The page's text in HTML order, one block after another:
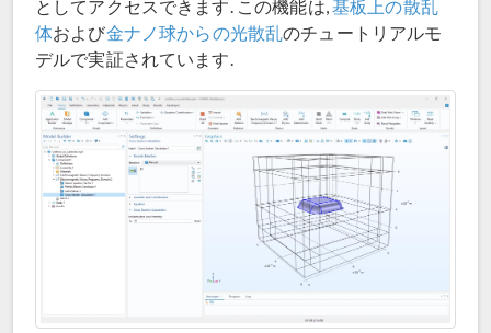
としてアクセスできます. この機能は, 基板上の散乱
体および金ナノ球からの光散乱のチュートリアルモ
デルで実証されています.